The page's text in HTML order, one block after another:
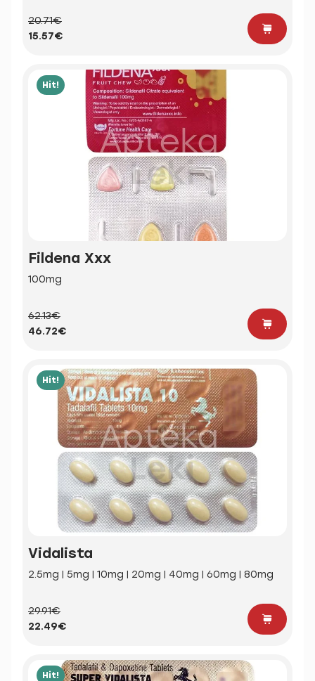
20.71€
15.57€
Hit!
Fildena Xxx
100mg
62.13€
46.72€
Hit!
Vidalista
2.5mg | 5mg | 10mg | 20mg | 40mg | 60mg | 80mg
29.91€
22.49€
Hit!